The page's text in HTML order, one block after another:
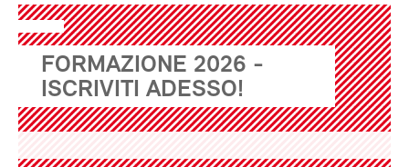
FORMAZIONE 2026 -
ISCRIVITI ADESSO!